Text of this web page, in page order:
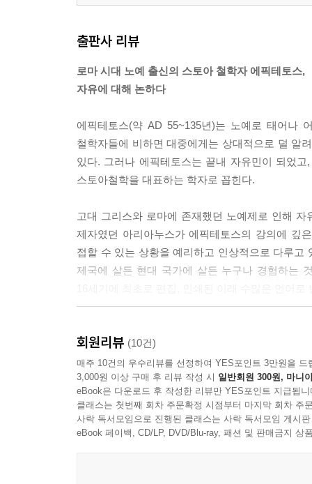
출판사 리뷰
로마 시대 노예 출신의 스토아 철학자 에픽테토스,
자유에 대해 논하다
에픽테토스(약 AD 55~135년)는 노예로 태어나
철학자들에 비하면 대중에게는 상대적으로 덜 알
있다. 그러나 에픽테토스는 끝내 자유민이 되었
스토아철학을 대표하는 학자로 꼽힌다.
고대 그리스와 로마에 존재했던 노예제로 인해
제자였던 아리아누스가 에픽테토스의 강의에 깊
접할 수 있는 상황을 예리하고 인상적으로 다루
제국에 살든 현대 국가에 살든 누구나 경험하는
마음의 자유를 되찾는 방법!
에픽테토스는 어려운 철학용어를 거의 사용하지
과도한 욕망을 성취하기 위해 무리하게 운을 시
이러한 해석에 따르면 의자의 자유는 누구에게나
회원리뷰 (10건)
매주 10건의 우수리뷰를 선정하여 YES포인트 3만원을 드
3,000원 이상 구매 후 리뷰 작성 시 일반회원 300원, 마니
eBook은 다운로드 후 작성한 리뷰만 YES포인트 지급됩니
클래스는 첫번째 회차 주문확정 시점부터 마지막 회차 주
사락 독서모임으로 진행된 클래스는 사락 독서모임 게시
eBook 페이백, CD/LP, DVD/Blu-ray, 패션 및 판매금지 상